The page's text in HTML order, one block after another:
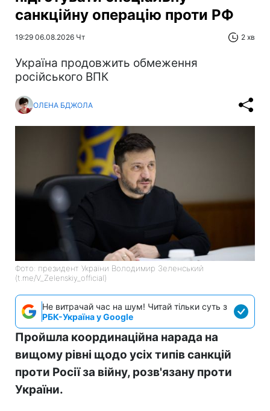
санкційну операцію проти РФ
19:29 06.08.2026 Чт 2 хв
Україна продовжить обмеження
російського ВПК
ОЛЕНА БДЖОЛА
Фото: президент України Володимир Зеленський
(t.me/V_Zelenskiy_official)
Не витрачай час на шум! Читай тільки суть з
РБК-Україна у Google
Пройшла координаційна нарада на
вищому рівні щодо усіх типів санкцій
проти Росії за війну, розв'язану проти
України.